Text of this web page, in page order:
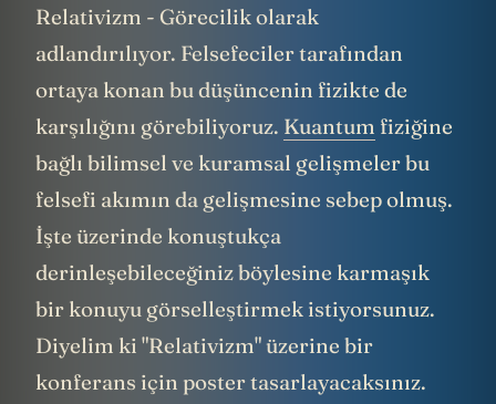
Relativizm - Görecilik olarak
adlandırılıyor. Felsefeciler tarafından
ortaya konan bu düşüncenin fizikte de
karşılığını görebiliyoruz. Kuantum fiziğine
bağlı bilimsel ve kuramsal gelişmeler bu
felsefi akımın da gelişmesine sebep olmuş.
İşte üzerinde konuştukça
derinleşebileceğiniz böylesine karmaşık
bir konuyu görselleştirmek istiyorsunuz.
Diyelim ki "Relativizm" üzerine bir
konferans için poster tasarlayacaksınız.